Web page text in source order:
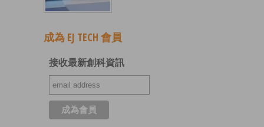
成為 EJ TECH 會員
接收最新創科資訊